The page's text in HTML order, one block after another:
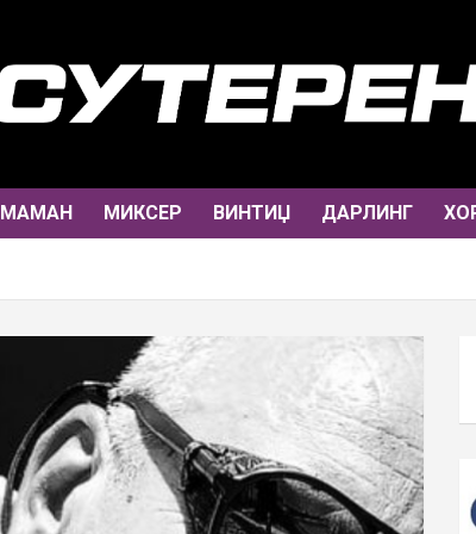
МАМАН МИКСЕР ВИНТИЏ ДАРЛИНГ